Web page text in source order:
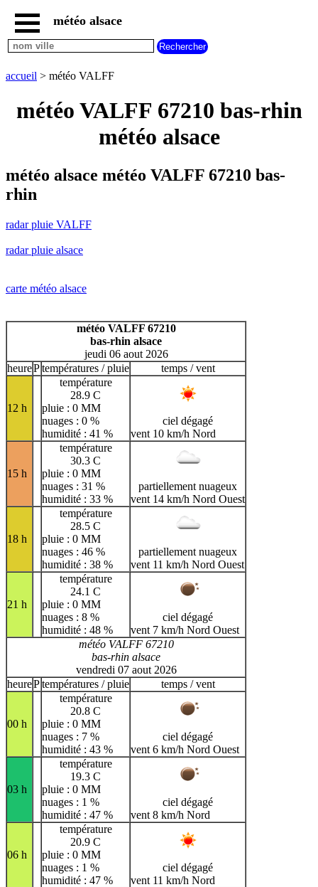
accueil
radar
VALFF
météo
alsace
carte
météo
météo
H
I J K L M
N
T
U
V
W X Y Z
météo alsace
accueil > météo VALFF
météo VALFF 67210 bas-rhin
météo alsace
météo alsace météo VALFF 67210 bas-
rhin
radar pluie VALFF
radar pluie alsace
carte météo alsace
météo VALFF 67210
bas-rhin alsace
jeudi 06 aout 2026
heurePtempératures / pluie temps / vent
12 h
température
28.9 C
pluie : 0 MM
nuages : 0 %
humidité : 41 %
ciel dégagé
vent 10 km/h Nord
15 h
température
30.3 C
pluie : 0 MM
nuages : 31 %
humidité : 33 %
partiellement nuageux
vent 14 km/h Nord Ouest
18 h
température
28.5 C
pluie : 0 MM
nuages : 46 %
humidité : 38 %
partiellement nuageux
vent 11 km/h Nord Ouest
21 h
température
24.1 C
pluie : 0 MM
nuages : 8 %
humidité : 48 %
ciel dégagé
vent 7 km/h Nord Ouest
météo VALFF 67210
bas-rhin alsace
vendredi 07 aout 2026
heurePtempératures / pluie temps / vent
00 h
température
20.8 C
pluie : 0 MM
nuages : 7 %
humidité : 43 %
ciel dégagé
vent 6 km/h Nord Ouest
03 h
température
19.3 C
pluie : 0 MM
nuages : 1 %
humidité : 47 %
ciel dégagé
vent 8 km/h Nord
06 h
température
20.9 C
pluie : 0 MM
nuages : 1 %
humidité : 47 %
ciel dégagé
vent 11 km/h Nord